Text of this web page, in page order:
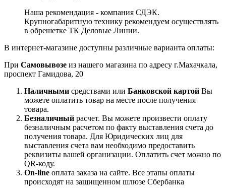
Наша рекомендация - компания СДЭК.
Крупногабаритную технику рекомендуем осуществлять
в обрешетке ТК Деловые Линии.
В интернет-магазине доступны различные варианта оплаты:
При Самовывозе из нашего магазина по адресу г.Махачкала,
проспект Гамидова, 20
Наличными средствами или Банковской картой Вы
можете оплатить товар на месте после получения
товара.
Безналичный расчет. Вы можете произвести оплату
безналичным расчетом по факту выставления счета до
получения товара. Для Юридических лиц для
выставления счета вам необходимо предоставить
реквизиты вашей организации. Оплатить счет можно по
QR-коду.
On-line оплата заказа на сайте. Все этапы оплаты
происходят на защищенном шлюзе Сбербанка